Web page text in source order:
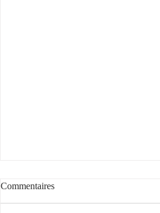
Voyez la vie en rose
Voyez la vie en rose... avec notre rosé
Commentaires